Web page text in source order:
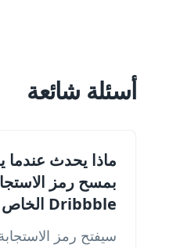
أسئلة شائعة
ماذا يحدث
بمسح رمز
Dribbble الخاص بي؟
سيفتح رمز